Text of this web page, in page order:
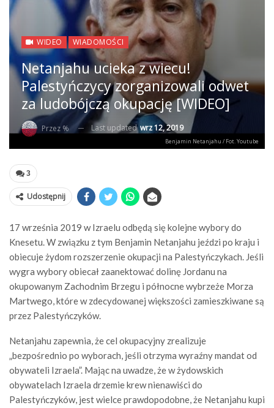
WIDEO WIADOMOŚCI
Netanjahu ucieka z wiecu!
Palestyńczycy zorganizowali odwet
za ludobójczą okupację [WIDEO]
Przez % Last updatedwrz 12, 2019
Benjamin Netanjahu / Fot. Youtube
3
Udostępnij
17 września 2019 w Izraelu odbędą się kolejne wybory do
Knesetu. W związku z tym Benjamin Netanjahu jeździ po kraju i
obiecuje żydom rozszerzenie okupacji na Palestyńczykach. Jeśli
wygra wybory obiecał zaanektować dolinę Jordanu na
okupowanym Zachodnim Brzegu i północne wybrzeże Morza
Martwego, które w zdecydowanej większości zamieszkiwane są
przez Palestyńczyków.
Netanjahu zapewnia, że cel okupacyjny zrealizuje
„bezpośrednio po wyborach, jeśli otrzyma wyraźny mandat od
obywateli Izraela”. Mając na uwadze, że w żydowskich
obywatelach Izraela drzemie krew nienawiści do
Palestyńczyków, jest wielce prawdopodobne, że Netanjahu kupi